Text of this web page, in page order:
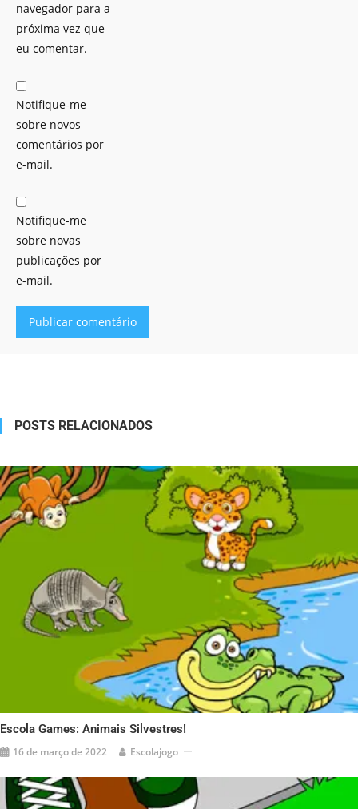
navegador para a
próxima vez que
eu comentar.
Notifique-me
sobre novos
comentários por
e-mail.
Notifique-me
sobre novas
publicações por
e-mail.
POSTS RELACIONADOS
Escola Games: Animais Silvestres!
16 de março de 2022 Escolajogo